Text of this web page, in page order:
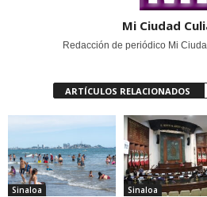
Mi Ciudad
Redacción de periódico Mi
ARTÍCULOS RELACIONADOS
Sinaloa Sinaloa